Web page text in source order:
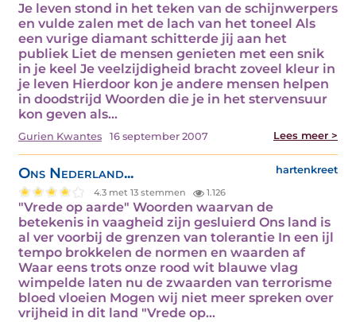
Je leven stond in het teken van de schijnwerpers
en vulde zalen met de lach van het toneel Als
een vurige diamant schitterde jij aan het
publiek Liet de mensen genieten met een snik
in je keel Je veelzijdigheid bracht zoveel kleur in
je leven Hierdoor kon je andere mensen helpen
in doodstrijd Woorden die je in het stervensuur
kon geven als…
Gurien Kwantes 16 september 2007 Lees meer >
Ons Nederland... hartenkreet
4.3 met 13 stemmen 1.126
"Vrede op aarde" Woorden waarvan de
betekenis in vaagheid zijn gesluierd Ons land is
al ver voorbij de grenzen van tolerantie In een ijl
tempo brokkelen de normen en waarden af
Waar eens trots onze rood wit blauwe vlag
wimpelde laten nu de zwaarden van terrorisme
bloed vloeien Mogen wij niet meer spreken over
vrijheid in dit land "Vrede op…